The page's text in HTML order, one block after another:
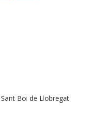
Boi de Llobregat